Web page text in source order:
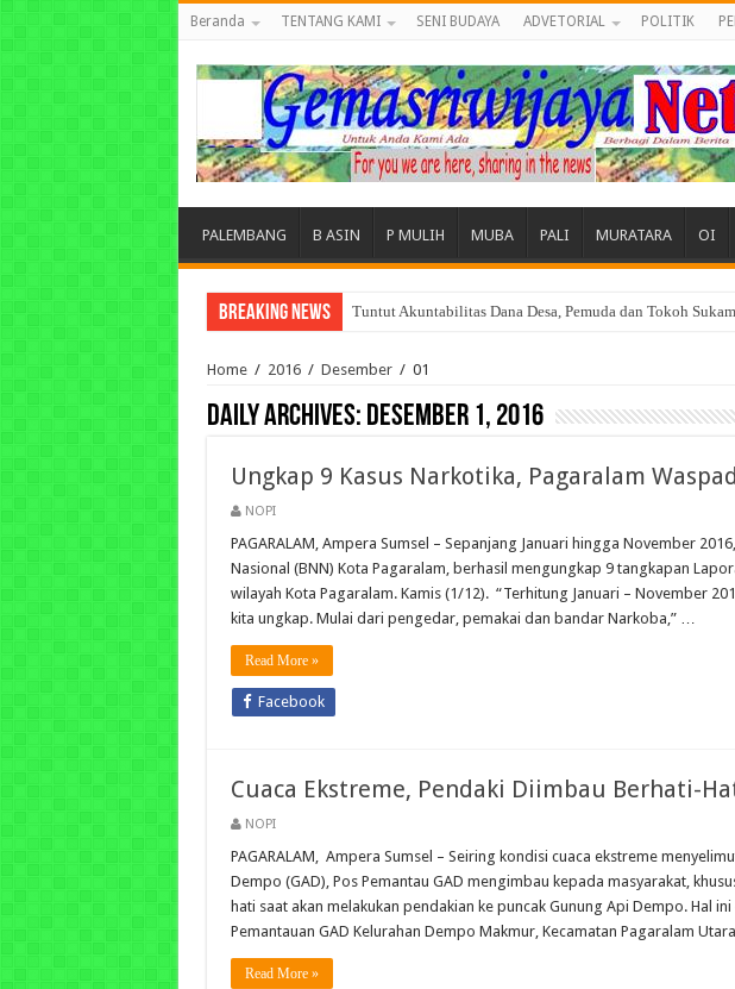
Beranda TENTANG KAMI SENI BUDAYA ADVETORIAL POLITIK
PALEMBANG B ASIN P MULIH MUBA PALI MURATARA OI
Breaking News Tuntut Akuntabilitas Dana Desa, Pemuda dan Tokoh
Home / 2016 / Desember / 01
Daily Archives: Desember 1, 2016
Ungkap 9 Kasus Narkotika, Pagaralam
NOPI
PAGARALAM, Ampera Sumsel – Sepanjang Januari hingga November
Nasional (BNN) Kota Pagaralam, berhasil mengungkap 9 tangkapan
wilayah Kota Pagaralam. Kamis (1/12). “Terhitung Januari – November
kita ungkap. Mulai dari pengedar, pemakai dan bandar Narkoba,” …
Read More »
Facebook
Cuaca Ekstreme, Pendaki Diimbau Berhati-
NOPI
PAGARALAM, Ampera Sumsel – Seiring kondisi cuaca ekstreme
Dempo (GAD), Pos Pemantau GAD mengimbau kepada masyarakat,
hati saat akan melakukan pendakian ke puncak Gunung Api Dempo. Hal
Pemantauan GAD Kelurahan Dempo Makmur, Kecamatan Pagaralam
Read More »